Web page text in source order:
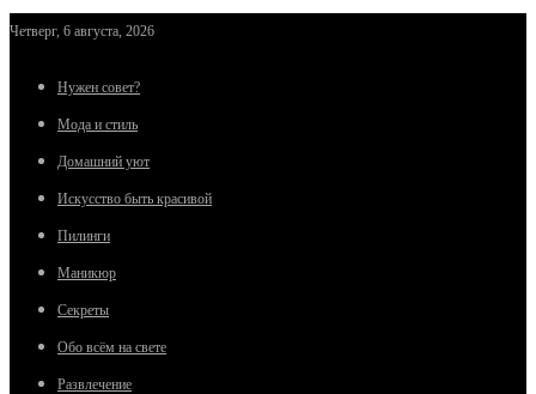
Четверг, 6 августа, 2026
Нужен совет?
Мода и стиль
Домашний уют
Искусство быть красивой
Пилинги
Маникюр
Секреты
Обо всём на свете
Развлечение